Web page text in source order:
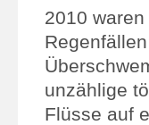
2010
unzählige
Flüsse auf